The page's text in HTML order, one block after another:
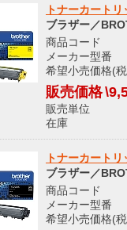
トナーカート
ブラザー／
商品コー
メーカー型
希望小売価格(
販売価格
販売単
在庫
トナーカート
ブラザー／
商品コー
メーカー型
希望小売価格(